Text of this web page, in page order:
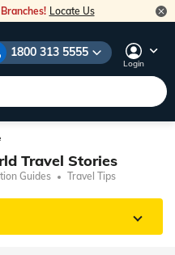
Locate Us
1800 313 5555
Login
Travel Stories
Guides Travel Tips